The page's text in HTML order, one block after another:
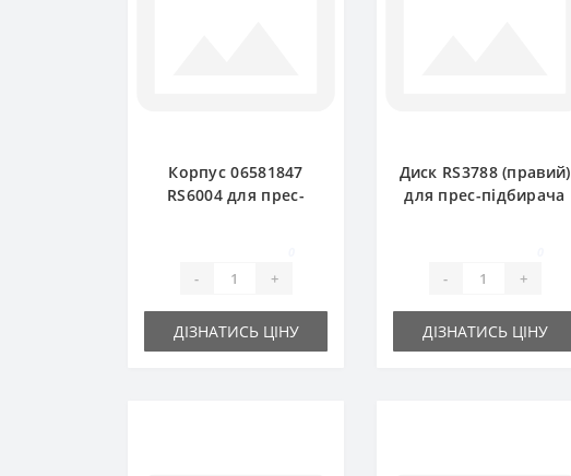
Корпус 06581847
RS6004 для прес-
- +
ДІЗНАТИСЬ ЦІНУ
Диск RS3788 (правий)
для прес-підбирача
- +
ДІЗНАТИСЬ ЦІНУ